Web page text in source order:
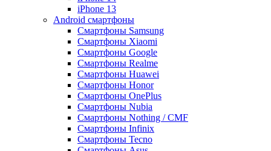
iPhone 13
Android cмартфоны
Смартфоны Samsung
Смартфоны Xiaomi
Смартфоны Google
Смартфоны Realme
Смартфоны Huawei
Смартфоны Honor
Смартфоны OnePlus
Смартфоны Nubia
Смартфоны Nothing / CMF
Смартфоны Infinix
Смартфоны Tecno